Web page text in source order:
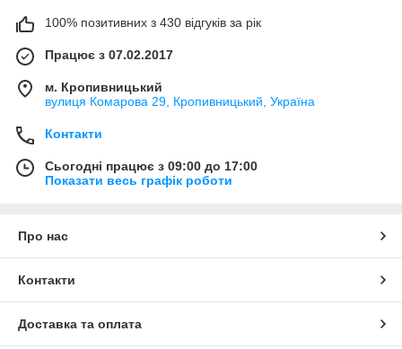
100% позитивних з 430 відгуків за рік
Працює з 07.02.2017
м. Кропивницький
вулиця Комарова 29, Кропивницький, Україна
Контакти
Сьогодні працює з 09:00 до 17:00
Показати весь графік роботи
Про нас
Контакти
Доставка та оплата